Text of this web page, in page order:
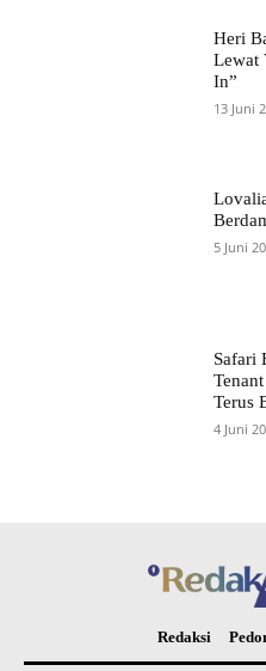
Heri
Lewat
In”
13 Juni
5 Juni
Safari
Terus
4 Juni
Redaksi